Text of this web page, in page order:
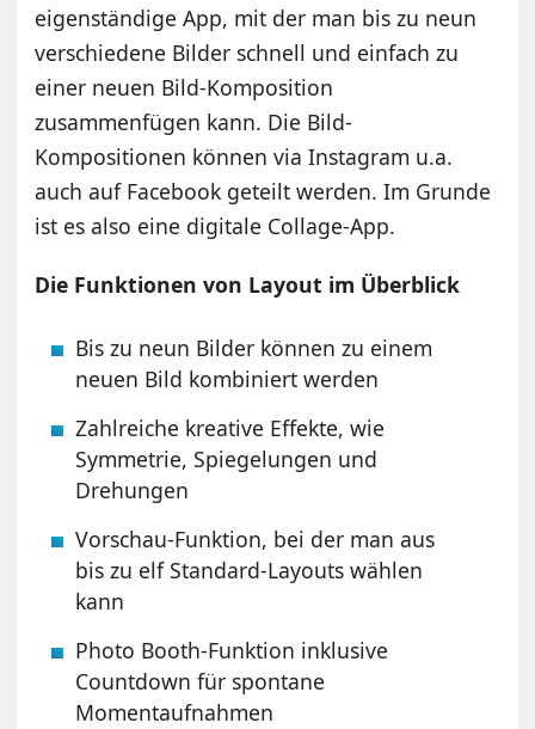
eigenständige App, mit der man bis zu neun
verschiedene Bilder schnell und einfach zu
einer neuen Bild-Komposition
zusammenfügen kann. Die Bild-
Kompositionen können via Instagram u.a.
auch auf Facebook geteilt werden. Im Grunde
ist es also eine digitale Collage-App.
Die Funktionen von Layout im Überblick
Bis zu neun Bilder können zu einem
neuen Bild kombiniert werden
Zahlreiche kreative Effekte, wie
Symmetrie, Spiegelungen und
Drehungen
Vorschau-Funktion, bei der man aus
bis zu elf Standard-Layouts wählen
kann
Photo Booth-Funktion inklusive
Countdown für spontane
Momentaufnahmen